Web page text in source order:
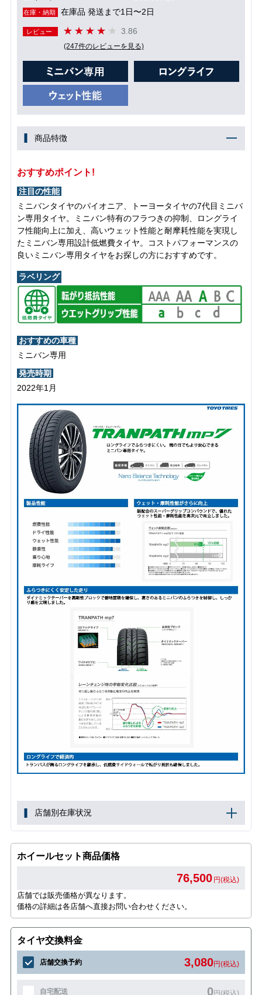
在庫・納期 在庫品 発送まで1日〜2日
レビュー 3.86
(247件のレビューを見る)
商品特徴
おすすめポイント!
注目の性能
ミニバンタイヤのパイオニア、トーヨータイヤの7代目ミニバ
ン専用タイヤ。ミニバン特有のフラつきの抑制、ロングライ
フ性能向上に加え、高いウェット性能と耐摩耗性能を実現し
たミニバン専用設計低燃費タイヤ。コストパフォーマンスの
良いミニバン専用タイヤをお探しの方におすすめです。
ラベリング
おすすめの車種
ミニバン専用
発売時期
2022年1月
店舗別在庫状況
ホイールセット商品価格
76,500 円(税込)
店舗では販売価格が異なります。
価格の詳細は各店舗へ直接お問い合わせください。
タイヤ交換料金
店舗交換予約 3,080円(税込)
自宅配送 0円(税込)